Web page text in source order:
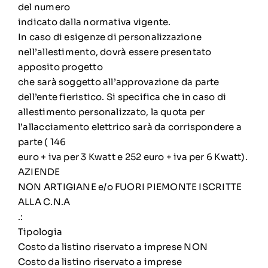
del numero
indicato dalla normativa vigente.
In caso di esigenze di personalizzazione
nell’allestimento, dovrà essere presentato
apposito progetto
che sarà soggetto all’approvazione da parte
dell’ente fieristico. Si specifica che in caso di
allestimento personalizzato, la quota per
l’allacciamento elettrico sarà da corrispondere a
parte ( 146
euro + iva per 3 Kwatt e 252 euro + iva per 6 Kwatt).
AZIENDE
NON ARTIGIANE e/o FUORI PIEMONTE ISCRITTE
ALLA C.N.A
.:
Tipologia
Costo da listino riservato a imprese NON
Costo da listino riservato a imprese